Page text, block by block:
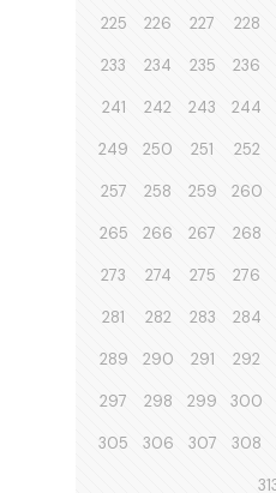
225 226 227 228
233 234 235 236
241 242 243 244
249 250 251 252
257 258 259 260
265 266 267 268
273 274 275 276
281 282 283 284
289 290 291 292
297 298 299 300
305 306 307 308